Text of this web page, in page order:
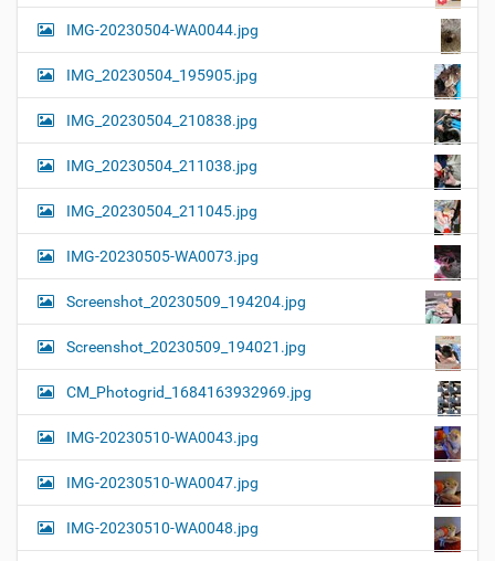
IMG-20230504-WA0044.jpg
IMG_20230504_195905.jpg
IMG_20230504_210838.jpg
IMG_20230504_211038.jpg
IMG_20230504_211045.jpg
IMG-20230505-WA0073.jpg
Screenshot_20230509_194204.jpg
Screenshot_20230509_194021.jpg
CM_Photogrid_1684163932969.jpg
IMG-20230510-WA0043.jpg
IMG-20230510-WA0047.jpg
IMG-20230510-WA0048.jpg